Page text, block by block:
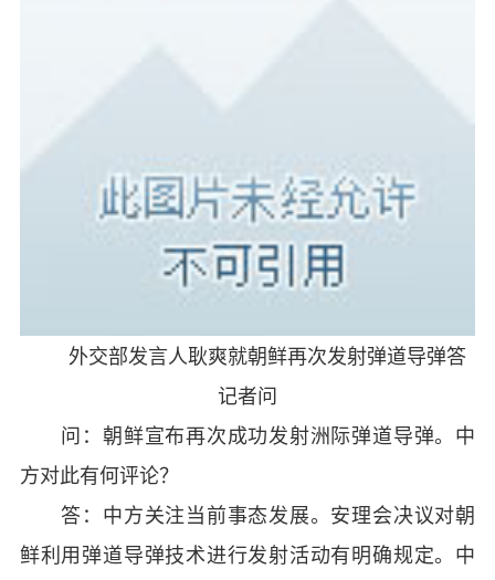
外交部发言人耿爽就朝鲜再次发射弹道导弹答
记者问
问：朝鲜宣布再次成功发射洲际弹道导弹。中
方对此有何评论？
答：中方关注当前事态发展。安理会决议对朝
鲜利用弹道导弹技术进行发射活动有明确规定。中